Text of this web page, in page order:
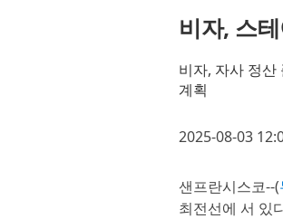
비자, 스
비자, 자사 정
계획
2025-08-03
샌프란시스코--(
최전선에 서 있